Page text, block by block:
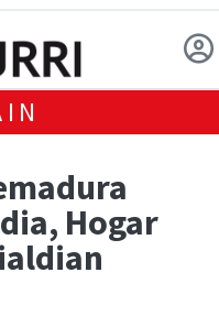
Hogar